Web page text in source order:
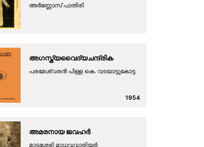
അര്‍ണ്ണോസ് പാതിരി
അഗസ്ത്യവൈദ്യചന്ദ്രിക
പരമേശ്വരൻ പിള്ള കെ. വടയാട്ടുകോട്ട
1954
അമരനായ ജവഹർ
മാടശ്ശേരി മാധവവാരിയർ